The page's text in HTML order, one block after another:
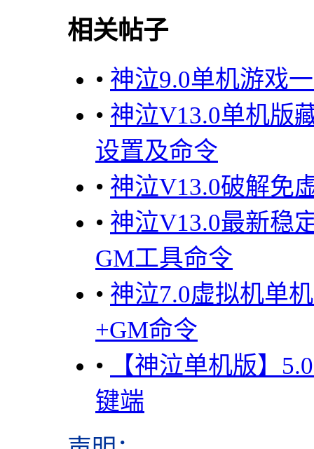
相关帖子
• 神泣9.0单机游戏
• 神泣V13.0单机版
设置及命令
• 神泣V13.0破解免
• 神泣V13.0最新稳
GM工具命令
• 神泣7.0虚拟机单
+GM命令
•
【神泣单机版】
键端